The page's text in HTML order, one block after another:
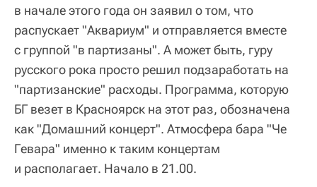
в начале этого года он заявил о том, что
распускает "Аквариум" и отправляется вместе
с группой "в партизаны". А может быть, гуру
русского рока просто решил подзаработать на
"партизанские" расходы. Программа, которую
БГ везет в Красноярск на этот раз, обозначена
как "Домашний концерт". Атмосфера бара "Че
Гевара" именно к таким концертам
и располагает. Начало в 21.00.